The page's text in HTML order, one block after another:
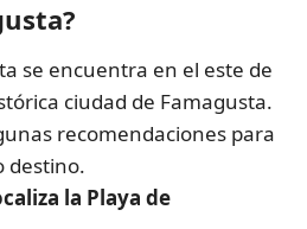
se encuentra en el este de
ciudad de Famagusta.
recomendaciones para
destino.
la Playa de